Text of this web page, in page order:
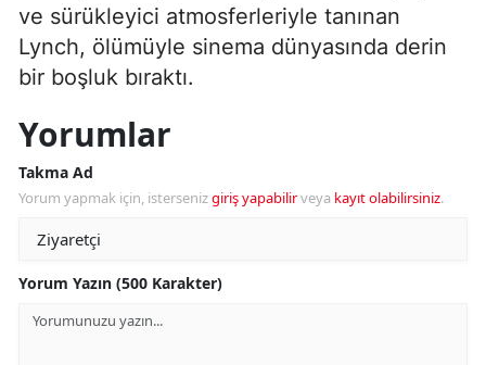
ve sürükleyici atmosferleriyle tanınan
Lynch, ölümüyle sinema dünyasında derin
bir boşluk bıraktı.
Yorumlar
Takma Ad
Yorum yapmak için, istersenizgiriş yapabilirveya kayıt olabilirsiniz.
Yorum Yazın (500 Karakter)